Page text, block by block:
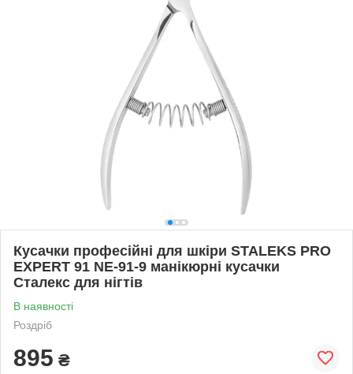
Кусачки професійні для шкіри STALEKS PRO
EXPERT 91 NE-91-9 манікюрні кусачки
Сталекс для нігтів
В наявності
Роздріб
895 ₴